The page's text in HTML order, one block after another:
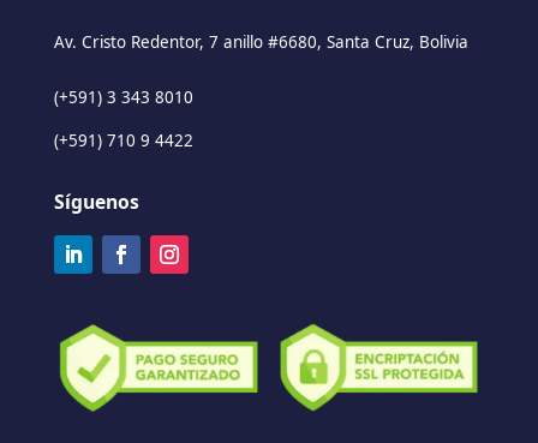
Av. Cristo Redentor, 7 anillo #6680, Santa Cruz, Bolivia
(+591) 3 343 8010
(+591) 710 9 4422
Síguenos